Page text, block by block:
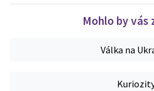
Mohlo by vás
Válka na